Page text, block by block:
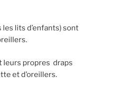
les lits d’enfants) sont
leurs propres draps
et d’oreillers.